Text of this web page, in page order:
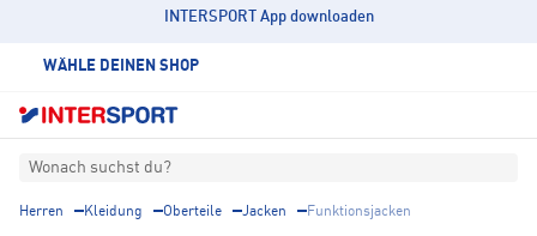
INTERSPORT App downloaden
WÄHLE DEINEN SHOP
Wonach suchst du?
Herren Kleidung Oberteile Jacken Funktionsjacken